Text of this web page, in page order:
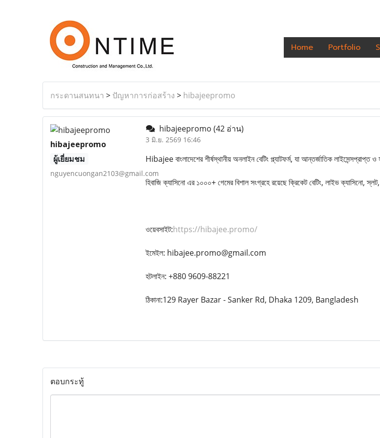
Home Portfolio
กระดานสนทนา > ปัญหาการก่อสร้าง > hibajeepromo
hibajeepromo
ผู้เยี่ยมชม
nguyencuongan2103@gmail.com
hibajeepromo (42 อ่าน)
3 มิ.ย. 2569 16:46
Hibajee বাংলাদেশের শীর্ষস্থানীয় অনলাইন বেটিং প্ল্যাটফর্ম, যা আন্তর্জাতিক লাইসেন্সপ্রাপ্ত ও
হিবাজি ক্যাসিনো এর ১০০০+ গেমের বিশাল সংগ্রহে রয়েছে ক্রিকেট বেটিং, লাইভ ক্যাসিনো,
ওয়েবসাইট:https://hibajee.promo/
ইমেইল: hibajee.promo@gmail.com
হটলাইন: +880 9609-88221
ঠিকানা:129 Rayer Bazar - Sanker Rd, Dhaka 1209, Bangladesh
ตอบกระทู้